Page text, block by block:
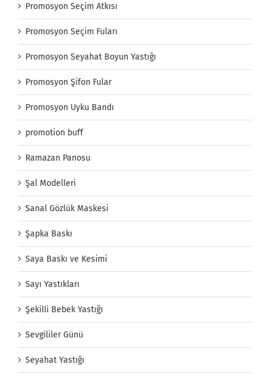
Promosyon Seçim Atkısı
Promosyon Seçim Fuları
Promosyon Seyahat Boyun Yastığı
Promosyon Şifon Fular
Promosyon Uyku Bandı
promotion buff
Ramazan Panosu
Şal Modelleri
Sanal Gözlük Maskesi
Şapka Baskı
Saya Baskı ve Kesimi
Sayı Yastıkları
Şekilli Bebek Yastığı
Sevgililer Günü
Seyahat Yastığı